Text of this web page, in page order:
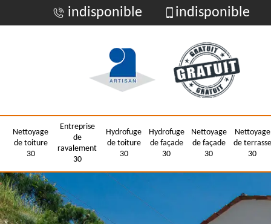
indisponible indisponible
Nettoyage
de toiture
30
Entreprise
de
ravalement
30
Hydrofuge
de toiture
30
Hydrofuge
de façade
30
Nettoyage
de façade
30
Nettoyage
de terrasse
30